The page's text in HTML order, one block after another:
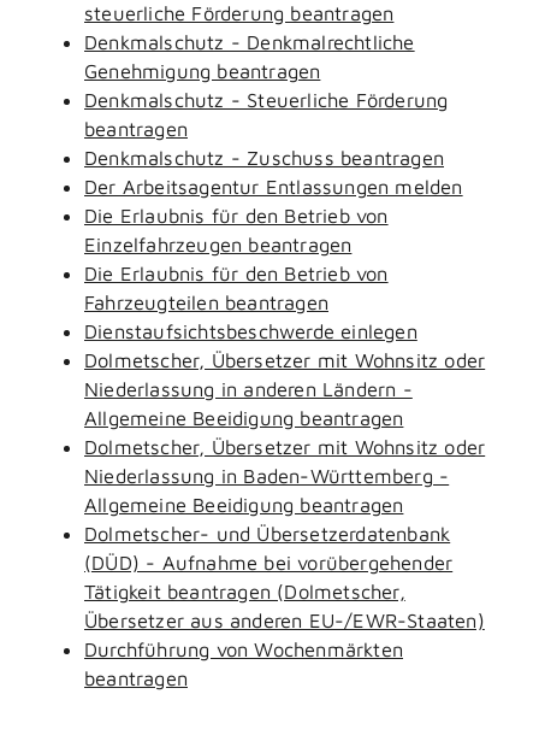
steuerliche Förderung beantragen
Denkmalschutz - Denkmalrechtliche
Genehmigung beantragen
Denkmalschutz - Steuerliche Förderung
beantragen
Denkmalschutz - Zuschuss beantragen
Der Arbeitsagentur Entlassungen melden
Die Erlaubnis für den Betrieb von
Einzelfahrzeugen beantragen
Die Erlaubnis für den Betrieb von
Fahrzeugteilen beantragen
Dienstaufsichtsbeschwerde einlegen
Dolmetscher, Übersetzer mit Wohnsitz oder
Niederlassung in anderen Ländern -
Allgemeine Beeidigung beantragen
Dolmetscher, Übersetzer mit Wohnsitz oder
Niederlassung in Baden-Württemberg -
Allgemeine Beeidigung beantragen
Dolmetscher- und Übersetzerdatenbank
(DÜD) - Aufnahme bei vorübergehender
Tätigkeit beantragen (Dolmetscher,
Übersetzer aus anderen EU-/EWR-Staaten)
Durchführung von Wochenmärkten
beantragen